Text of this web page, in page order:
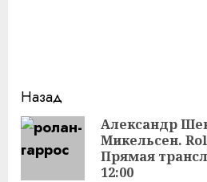
Продолжить
чтение
Назад
Александр
Микельсен.
Прямая
12:00